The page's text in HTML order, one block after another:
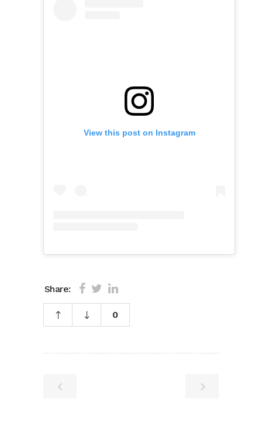
View this post on Instagram
Share:
0